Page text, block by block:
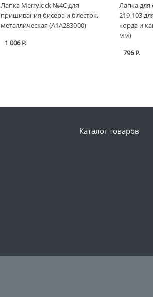
Лапка Merrylock №4C для
пришивания бисера и блесток,
металлическая (A1A283000)
1 006 Р.
Лапка для
219-103
корда и
мм)
796 Р.
Каталог товаров